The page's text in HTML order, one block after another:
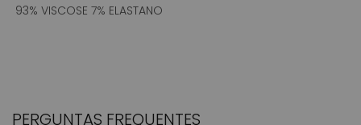
93% VISCOSE 7% ELASTANO
PERGUNTAS FREQUENTES